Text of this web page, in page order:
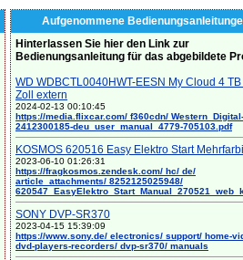
Aufgenommene
Hinterlassen Sie hier den Link zur
Bedienungsanleitung für das abgebildete
WD WDBCTL0040HWT-EESN My Cloud 4
Zoll extern
2024-02-13 00:10:45
https://media.flixcar.com/ f360cdn/ Western_Digital-
2412300185-deu_user_manual_4779-705103.pdf
KOSMOS 620516 Easy Elektro Start
2023-06-10 01:26:31
https://fragkosmos.zendesk.com/ hc/ de/
article_attachments/ 8252125025948/
SONY DVP-SR370
2023-04-15 15:39:09
https://www.sony.de/ electronics/ support/ home-
dvd-players-recorders/ dvp-sr370/ manuals